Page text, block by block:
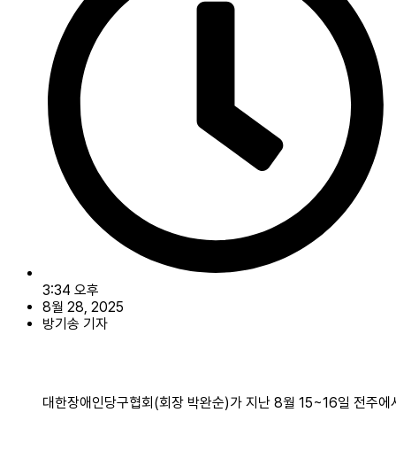
3:34 오후
8월 28, 2025
방기송 기자
대한장애인당구협회(회장 박완순)가 지난 8월 15~16일 전주